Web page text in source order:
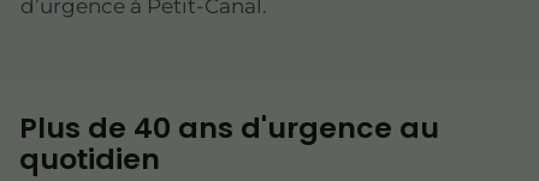
d’urgence à Petit-Canal.
Plus de 40 ans d'urgence au
quotidien